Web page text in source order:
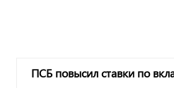
ПСБ повысил ставки по